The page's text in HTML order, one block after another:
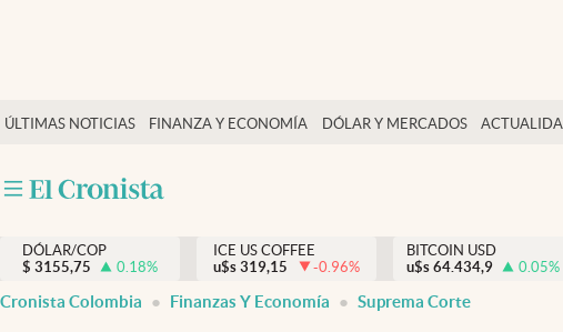
ÚLTIMAS NOTICIAS FINANZA Y ECONOMÍA DÓLAR Y MERCADOS
Salud y nutrición
Tiempo libre
Dólar y mercados
DÓLAR/COP
$ 3155,75 0.18%
ICE US COFFEE
u$s 319,15 -0.96%
BITCOIN USD
u$s 64.434,9 0.05%
Cronista Colombia Finanzas Y Economía Suprema Corte